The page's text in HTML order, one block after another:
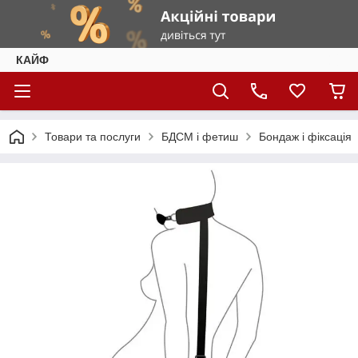
КАЙФ
Товари та послуги БДСМ і фетиш Бондаж і фіксація